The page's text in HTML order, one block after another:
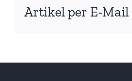
Artikel per E-Mail